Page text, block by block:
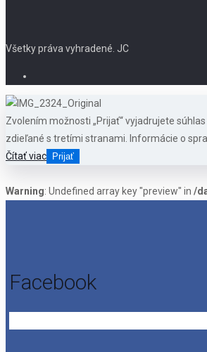
Všetky práva vyhradené. JC
Zvolením možnosti „Prijať“ vyjadrujete
zdieľané s tretími stranami. Informácie o
Čítať viac
Prijať
Warning: Undefined array key "preview" in /
Facebook